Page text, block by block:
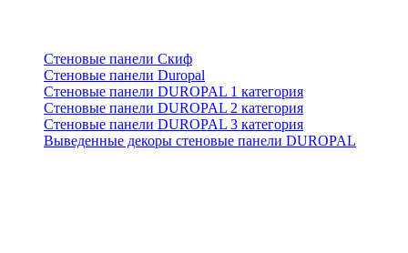
Стеновые панели Скиф
Стеновые панели Duropal
Стеновые панели DUROPAL 1 категория
Стеновые панели DUROPAL 2 категория
Стеновые панели DUROPAL 3 категория
Выведенные декоры стеновые панели DUROPAL